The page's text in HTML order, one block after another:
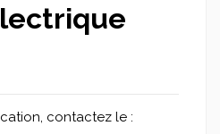
contactez le :